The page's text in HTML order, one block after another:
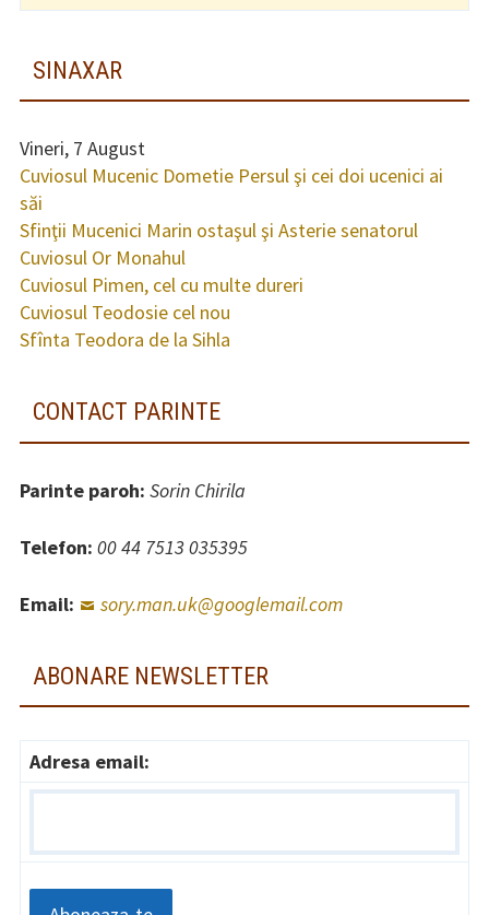
SINAXAR
Vineri, 7 August
Cuviosul Mucenic Dometie Persul şi cei doi ucenici ai
săi
Sfinţii Mucenici Marin ostaşul şi Asterie senatorul
Cuviosul Or Monahul
Cuviosul Pimen, cel cu multe dureri
Cuviosul Teodosie cel nou
Sfînta Teodora de la Sihla
CONTACT PARINTE
Parinte paroh: Sorin Chirila
Telefon: 00 44 7513 035395
Email: sory.man.uk@googlemail.com
ABONARE NEWSLETTER
Adresa email: